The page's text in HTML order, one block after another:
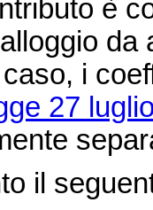
è
i
27
il